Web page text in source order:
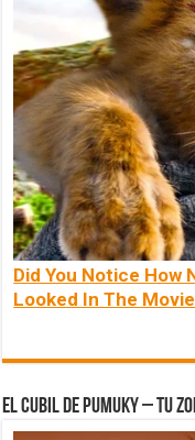
Did You Notice How
Looked In The
El Cubil de Pumuky – Tu